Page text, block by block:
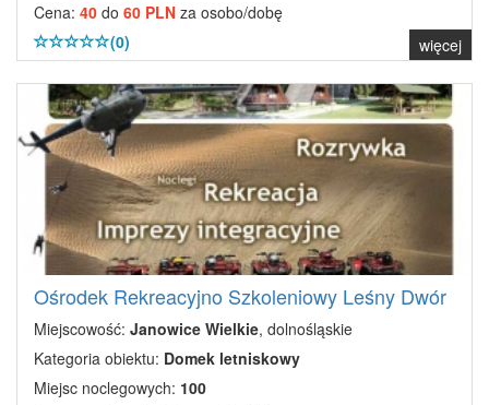
Cena: 40 do 60 PLN za osobo/dobę
(0)
więcej
Ośrodek Rekreacyjno Szkoleniowy Leśny Dwór
Miejscowość: Janowice Wielkie, dolnośląskie
Kategoria obiektu: Domek letniskowy
Miejsc noclegowych: 100